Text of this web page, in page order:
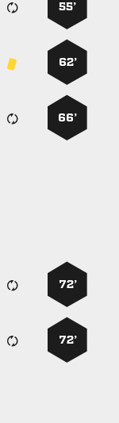
55’
62’
66’
72’
72’